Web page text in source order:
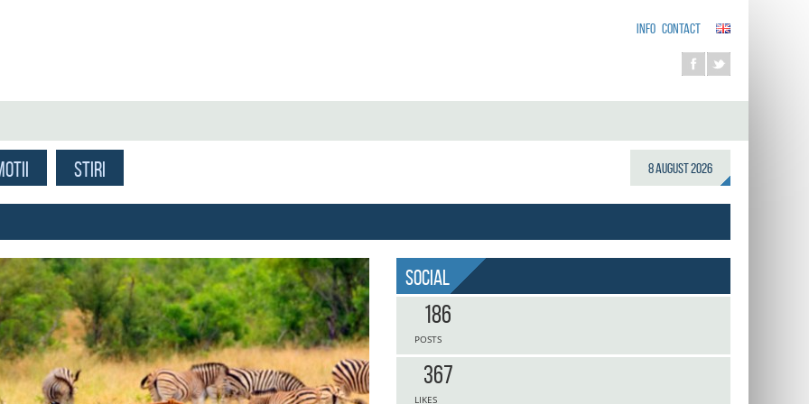
INFO CONTACT
STIRI 8 August 2026
Social
186
POSTS
367
LIKES